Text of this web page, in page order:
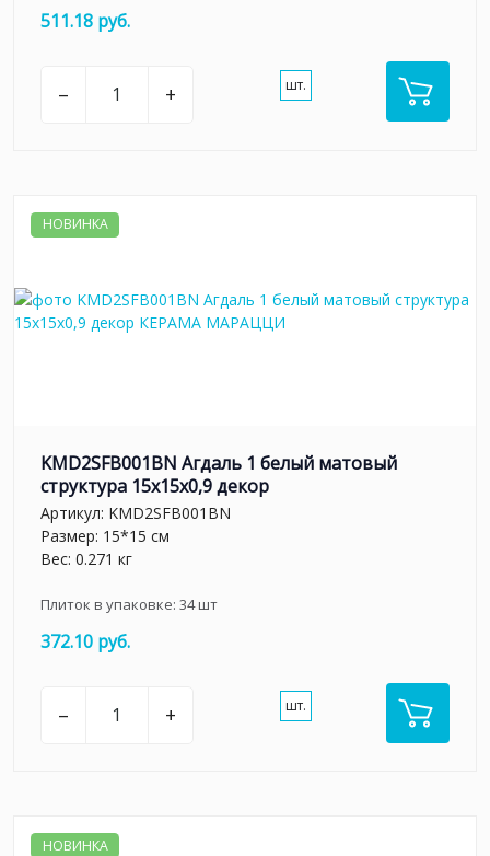
511.18 руб.
– + шт.
НОВИНКА
KMD2SFB001BN Агдаль 1 белый матовый
структура 15x15x0,9 декор
Артикул: KMD2SFB001BN
Размер: 15*15 см
Вес: 0.271 кг
Плиток в упаковке: 34шт
372.10 руб.
– + шт.
НОВИНКА